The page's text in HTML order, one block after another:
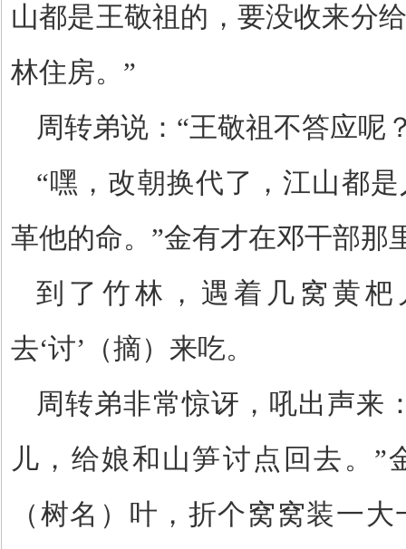
山都是王敬祖的，要没收来分
林住房。 ”
周转弟说： “王敬祖不答应呢
“嘿，改朝换代了，江山都
革他的命。 ”金有才在邓干部那
到了竹林，遇着几窝黄
去‘讨’ （摘）来吃。
周转弟非常惊讶，吼出声来
儿，给娘和山笋讨点回去。 ”
（树名）叶，折个窝窝装一